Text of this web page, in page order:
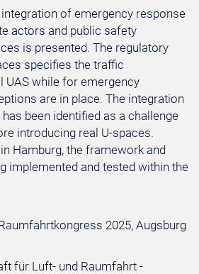
of emergency response
actors and public safety
is presented. The regulatory
specifies the traffic
UAS while for emergency
are in place. The integration
been identified as a challenge
introducing real U-spaces.
Hamburg, the framework and
implemented and tested within the
2025, Augsburg
für Luft- und Raumfahrt -